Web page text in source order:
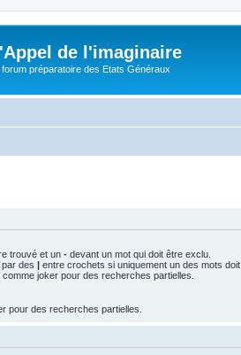
de l'imaginaire
forum préparatoire des Etats Généraux
trouvé et un - devant un mot qui doit être exclu.
des | entre crochets si uniquement un des mots doit
joker pour des recherches partielles.
pour des recherches partielles.